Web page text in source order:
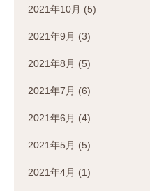
2021年10月 (5)
2021年9月 (3)
2021年8月 (5)
2021年7月 (6)
2021年6月 (4)
2021年5月 (5)
2021年4月 (1)